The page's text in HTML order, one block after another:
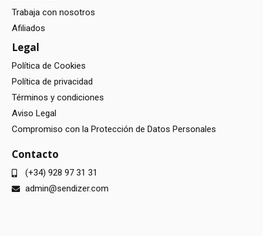
Trabaja con nosotros
Afiliados
Legal
Política de Cookies
Política de privacidad
Términos y condiciones
Aviso Legal
Compromiso con la Protección de Datos Personales
Contacto
(+34) 928 97 31 31
admin@sendizer.com